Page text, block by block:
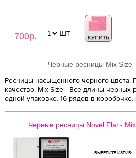
700р. КУПИТЬ
шт
Черные ресницы Mix Size
Ресницы насыщенного черного цвета.
качество. Mix Size - Все длины черных
одной упаковке. 16 рядов в коробочке.
Черные ресницы Novel Flat -
ВЫБЕРИТЕ ИЗГИБ: